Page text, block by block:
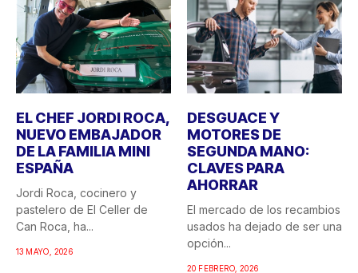
EL CHEF JORDI ROCA,
NUEVO EMBAJADOR
DE LA FAMILIA MINI
ESPAÑA
Jordi Roca, cocinero y
pastelero de El Celler de
Can Roca, ha...
13 MAYO, 2026
DESGUACE Y
MOTORES DE
SEGUNDA MANO:
CLAVES PARA
AHORRAR
El mercado de los recambios
usados ha dejado de ser una
opción...
20 FEBRERO, 2026